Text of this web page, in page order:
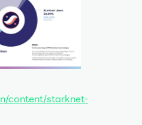
content/starknet-